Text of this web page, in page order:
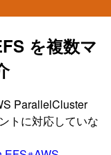
を複数マ
ParallelCluster
トに対応していな